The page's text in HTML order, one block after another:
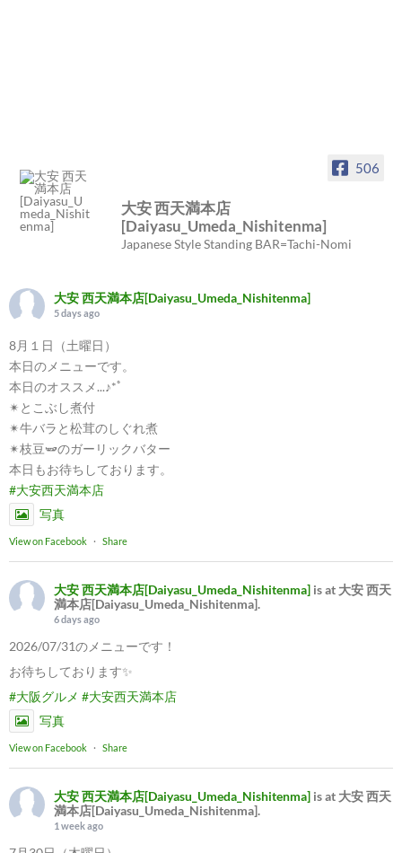
506
大安 西天満本店
[Daiyasu_Umeda_Nishitenma]
Japanese Style Standing BAR=Tachi-Nomi
大安 西天満本店[Daiyasu_Umeda_Nishitenma]
5 days ago
8月１日（土曜日）
本日のメニューです。
本日のオススメ...♪*ﾟ
✴︎とこぶし煮付
✴︎牛バラと松茸のしぐれ煮
✴︎枝豆🫛のガーリックバター
本日もお待ちしております。
#大安西天満本店
写真
View on Facebook · Share
大安 西天満本店[Daiyasu_Umeda_Nishitenma] is at 大安 西天
満本店[Daiyasu_Umeda_Nishitenma].
6 days ago
2026/07/31のメニューです！
お待ちしております✨
#大阪グルメ #大安西天満本店
写真
View on Facebook · Share
大安 西天満本店[Daiyasu_Umeda_Nishitenma] is at 大安 西天
満本店[Daiyasu_Umeda_Nishitenma].
1 week ago